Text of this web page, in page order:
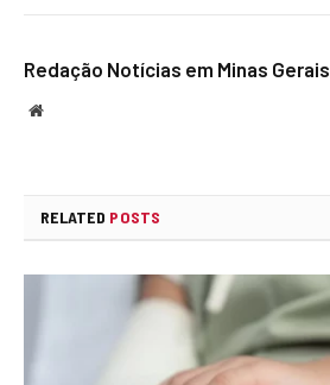
Redação Notícias em Minas Gerais
Website
RELATED POSTS